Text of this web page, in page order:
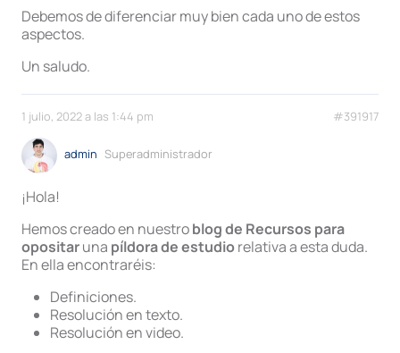
Debemos de diferenciar muy bien cada uno de estos
aspectos.
Un saludo.
1 julio, 2022 a las 1:44 pm #391917
admin Superadministrador
¡Hola!
Hemos creado en nuestroblog de Recursos para
opositaruna píldora de estudiorelativa a esta duda.
En ella encontraréis:
Definiciones.
Resolución en texto.
Resolución en video.